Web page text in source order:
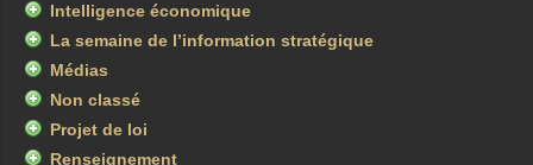
Intelligence économique
La semaine de l’information stratégique
Médias
Non classé
Projet de loi
Renseignement